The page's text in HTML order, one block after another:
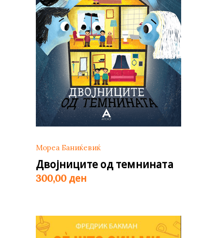
Мореа Баниќевиќ
Двојниците од темнината
300,00 ден